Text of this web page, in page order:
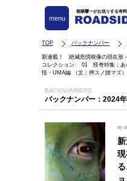
都築響一がお送りする有
menu
TOP バックナンバー
新連載！ 絶滅危惧映像の現在形
コレクション 01 怪奇特集：あ
怪・UMA編 （文：押スノ踏マズ）
BACKNUMBERS
バックナンバー：2024